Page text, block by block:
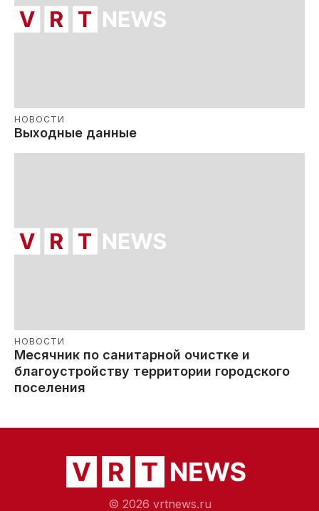
НОВОСТИ
Выходные данные
НОВОСТИ
Месячник по санитарной очистке и
благоустройству территории городского
поселения
© 2026 vrtnews.ru